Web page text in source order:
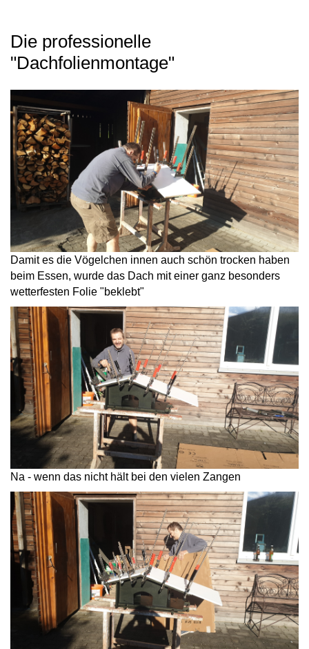
Die professionelle
"Dachfolienmontage"
Damit es die Vögelchen innen auch schön trocken haben
beim Essen, wurde das Dach mit einer ganz besonders
wetterfesten Folie "beklebt"
Na - wenn das nicht hält bei den vielen Zangen